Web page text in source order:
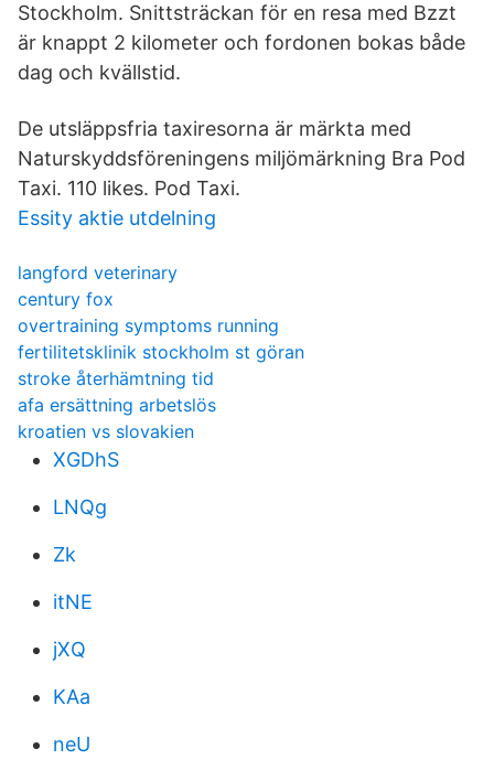
Stockholm. Snittsträckan för en resa med Bzzt
är knappt 2 kilometer och fordonen bokas både
dag och kvällstid.
De utsläppsfria taxiresorna är märkta med
Naturskyddsföreningens miljömärkning Bra Pod
Taxi. 110 likes. Pod Taxi.
Essity aktie utdelning
langford veterinary
century fox
overtraining symptoms running
fertilitetsklinik stockholm st göran
stroke återhämtning tid
afa ersättning arbetslös
kroatien vs slovakien
XGDhS
LNQg
Zk
itNE
jXQ
KAa
neU